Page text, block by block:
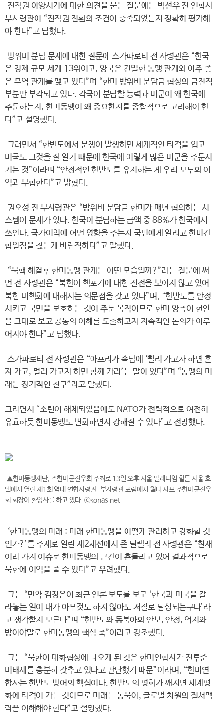
전작권 이양시기에 대한 의견을 묻는 질문에는 박선우 전 연합사
부사령관이 “전작권 전환의 조건이 충족되었는지 정확히 평가해
야 한다”고 답했다.
방위비 분담 문제에 대한 질문에 스카파로티 전 사령관은 “한국
은 경제 규모 세계 13위이고, 양국은 긴밀한 동맹 관계와 아주 좋
은 무역 관계를 맺고 있다”며 “한미 방위비 분담금 협상의 금전적
부분만 부각되고 있다. 각국이 분담할 능력과 미군이 왜 한국에
주둔하는지, 한미동맹이 왜 중요한지를 종합적으로 고려해야 한
다”고 설명했다.
그러면서 “한반도에서 분쟁이 발생하면 세계적인 타격을 입고
미국도 그것을 잘 알기 때문에 한국에 이렇게 많은 미군을 주둔시
키는 것”이라며 “안정적인 한반도를 유지하는 게 우리 모두의 이
익과 부합한다”고 밝혔다.
권오성 전 부사령관은 “방위비 분담금 한미가 매년 협의하는 시
스템이 문제가 있다. 한국이 분담하는 금액 중 88%가 한국에서
쓰인다. 국가이익에 어떤 영향을 주는지 국민에게 알리고 한미간
합일점을 찾는게 바람직하다”고 말했다.
“북핵 해결후 한미동맹 관계는 어떤 모습일까?”라는 질문에 써
먼 전 사령관은 “북한이 핵포기에 대한 진전을 보이지 않고 있어
북한 비핵화에 대해서는 의문점을 갖고 있다”며, “한반도를 안정
시키고 국민을 보호하는 것이 주둔 목적이므로 한미 양측이 현안
을 그대로 보고 공동의 이해를 도출하고자 지속적인 논의가 이루
어져야 한다”고 답했다.
스카파로티 전 사령관은 “아프리카 속담에 ‘빨리 가고자 하면 혼
자 가고, 멀리 가고자 하면 함께 가라’는 말이 있다”며 “동맹의 미
래는 장기적인 친구”라고 말했다.
그러면서 “소련이 해체되었음에도 NATO가 전략적으로 여전히
유효하듯 한미동맹도 변화하면서 강해질 수 있다”고 전망했다.
▲한미동맹재단, 주한미군전우회 주최로 13일 오후 서울 밀레니엄 힐튼 서울 호
텔에서 열린 제1회 역대 연합사령관-부사령관 포럼에서 월터 샤프 주한미군전우
회 회장이 환영사를 하고 있다. ⓒkonas.net
‘한미동맹의 미래 : 미래 한미동맹을 어떻게 관리하고 강화할 것
인가?’를 주제로 열린 제2세션에서 존 틸렐리 전 사령관은 “현재
여러 가지 이슈로 한미동맹의 근간이 흔들리고 있어 결과적으로
북한에 이익을 줄 수 있다”고 우려했다.
그는 “만약 김정은이 최근 언론 보도를 보고 ‘한국과 미국을 갈
라놓는 일이 내가 아무것도 하지 않아도 저절로 달성되는구나’라
고 생각할지 모른다”며 “한반도와 동북아의 안보, 안정, 억지와
방어야말로 한미동맹의 핵심 축”이라고 강조했다.
그는 “북한이 대화협상에 나오게 된 것은 한미연합사가 전투준
비태세를 충분히 갖추고 있다고 판단했기 때문”이라며, “한미연
합사는 한반도 방어의 핵심이다. 한반도의 평화가 깨지면 세계평
화에 타격이 가는 것이므로 미래는 동북아, 글로벌 차원의 질서맥
락을 이해해야 한다”고 설명했다.